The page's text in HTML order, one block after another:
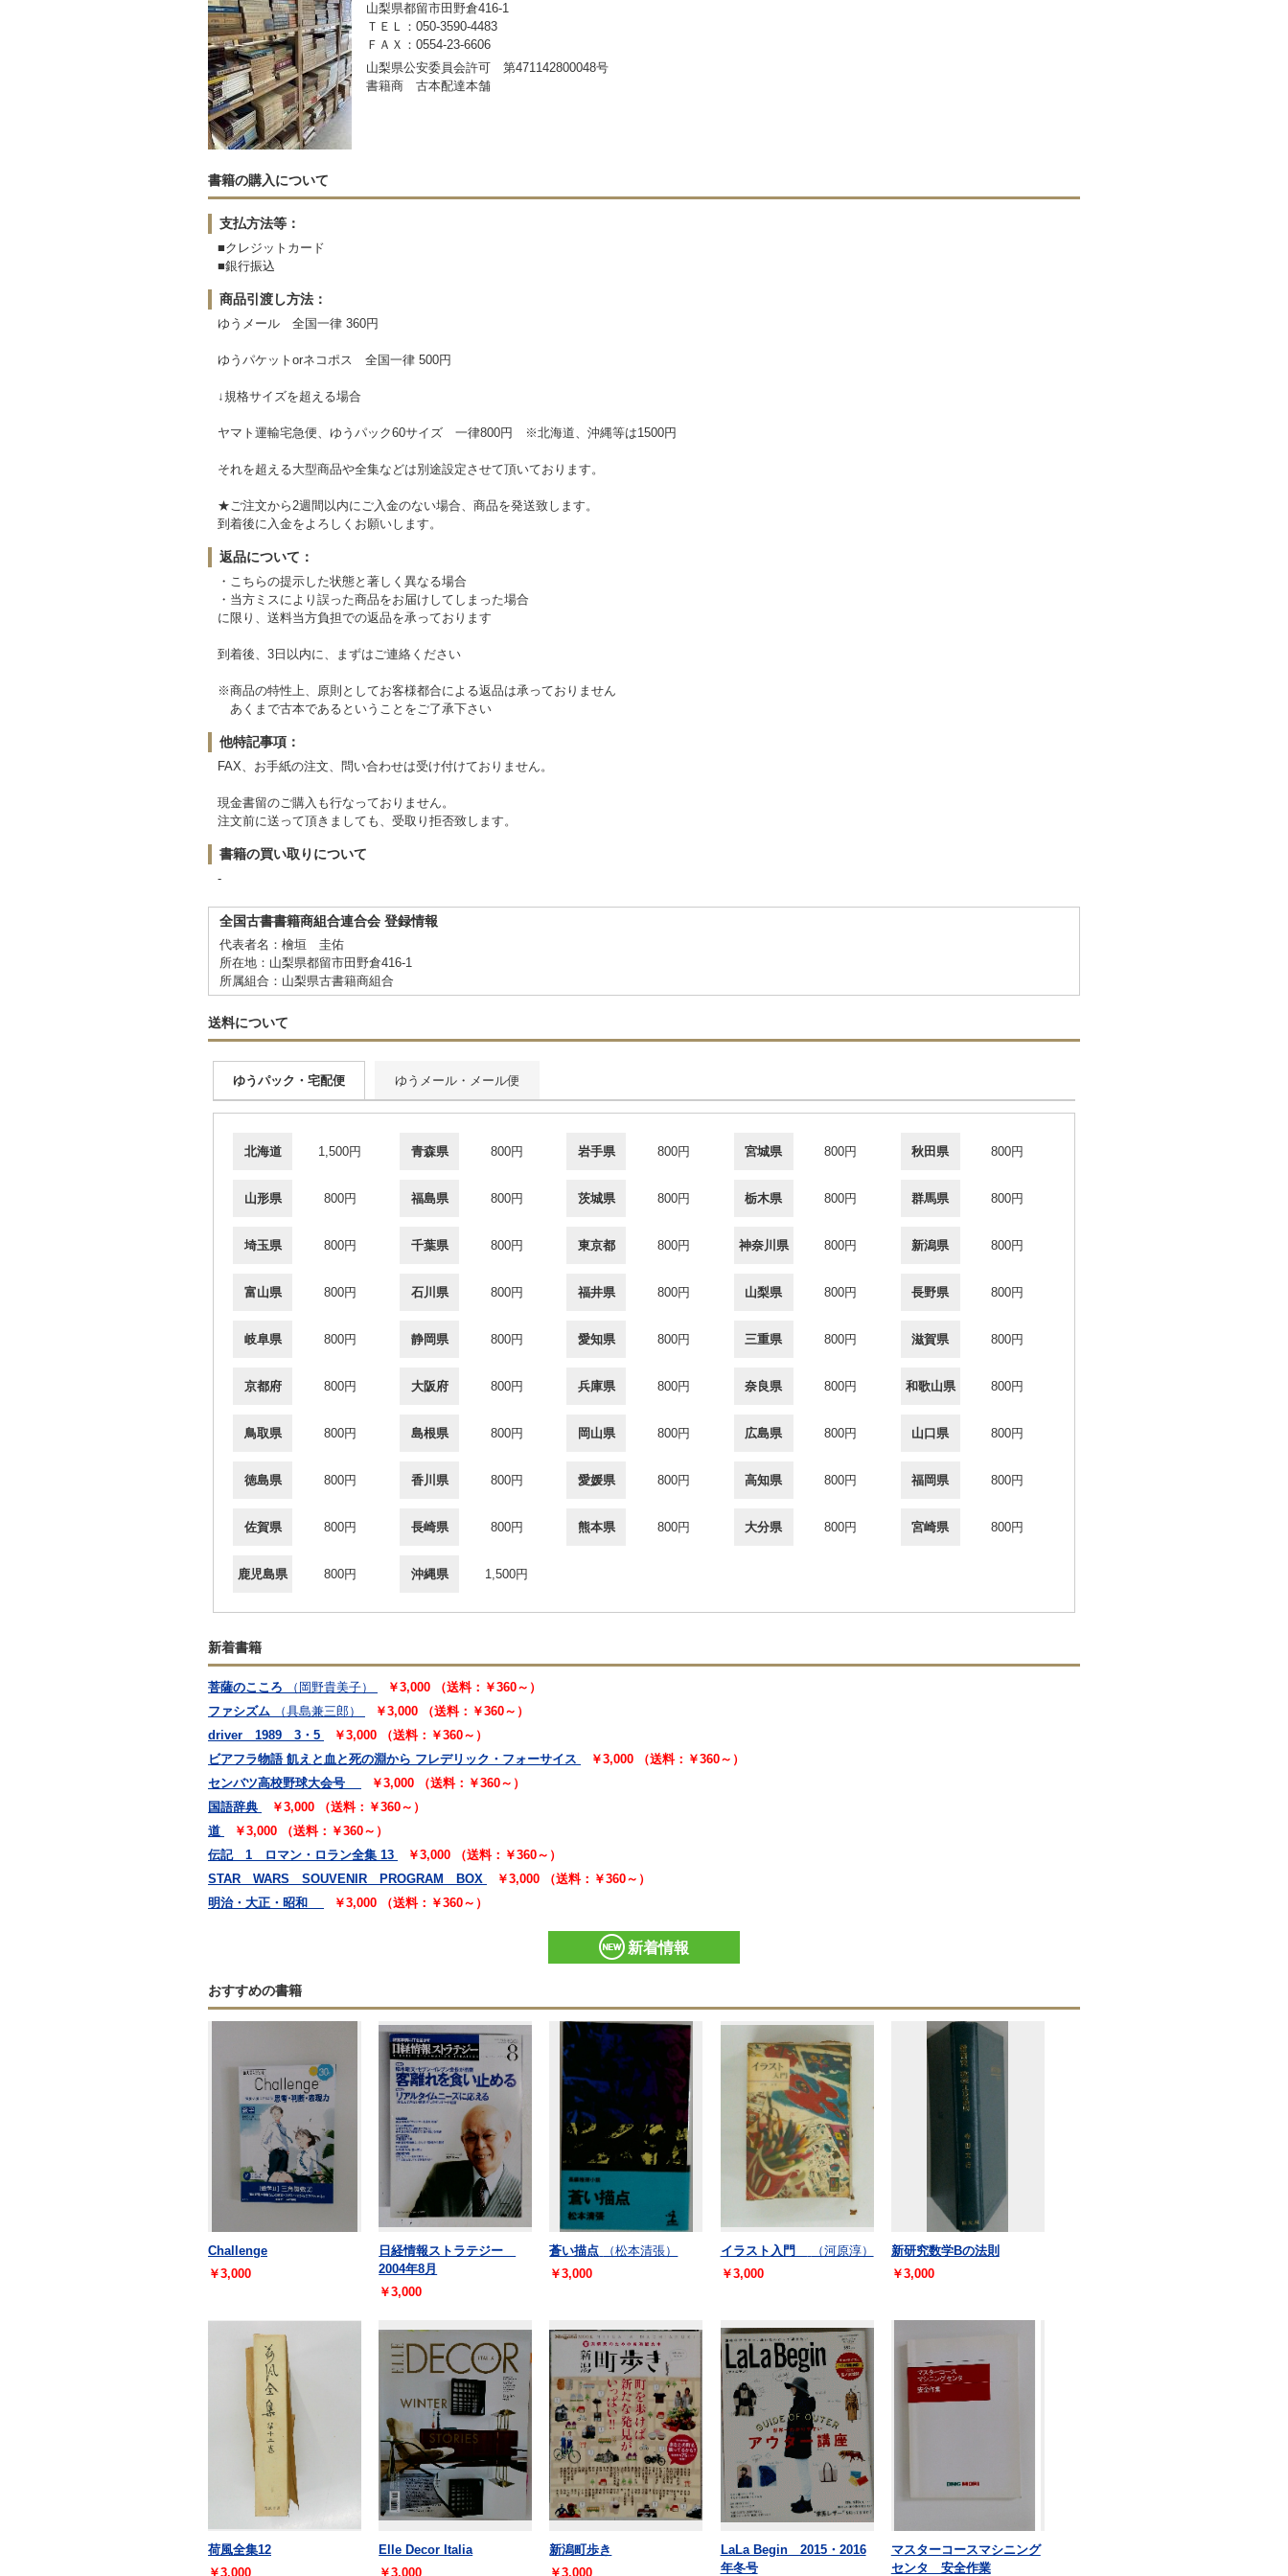
山梨県都留市田野倉416-1
ＴＥＬ：050-3590-4483
ＦＡＸ：0554-23-6606
山梨県公安委員会許可 第471142800048号
書籍商 古本配達本舗
書籍の購入について
支払方法等：
■クレジットカード
■銀行振込
商品引渡し方法：
ゆうメール 全国一律 360円
ゆうパケットorネコポス 全国一律 500円
↓規格サイズを超える場合
ヤマト運輸宅急便、ゆうパック60サイズ 一律800円 ※北海道、沖縄等は1500円
それを超える大型商品や全集などは別途設定させて頂いております。
★ご注文から2週間以内にご入金のない場合、商品を発送致します。
到着後に入金をよろしくお願いします。
返品について：
・こちらの提示した状態と著しく異なる場合
・当方ミスにより誤った商品をお届けしてしまった場合
に限り、送料当方負担での返品を承っております
到着後、3日以内に、まずはご連絡ください
※商品の特性上、原則としてお客様都合による返品は承っておりません
あくまで古本であるということをご了承下さい
他特記事項：
FAX、お手紙の注文、問い合わせは受け付けておりません。
現金書留のご購入も行なっておりません。
注文前に送って頂きましても、受取り拒否致します。
書籍の買い取りについて
-
全国古書書籍商組合連合会 登録情報
代表者名：檜垣 圭佑
所在地：山梨県都留市田野倉416-1
所属組合：山梨県古書籍商組合
送料について
ゆうパック・宅配便 ゆうメール・メール便
北海道 1,500円 青森県 800円 岩手県 800円 宮城県 800円 秋田県 800円
山形県 800円 福島県 800円 茨城県 800円 栃木県 800円 群馬県 800円
埼玉県 800円 千葉県 800円 東京都 800円 神奈川県 800円 新潟県 800円
富山県 800円 石川県 800円 福井県 800円 山梨県 800円 長野県 800円
岐阜県 800円 静岡県 800円 愛知県 800円 三重県 800円 滋賀県 800円
京都府 800円 大阪府 800円 兵庫県 800円 奈良県 800円 和歌山県 800円
鳥取県 800円 島根県 800円 岡山県 800円 広島県 800円 山口県 800円
徳島県 800円 香川県 800円 愛媛県 800円 高知県 800円 福岡県 800円
佐賀県 800円 長崎県 800円 熊本県 800円 大分県 800円 宮崎県 800円
鹿児島県 800円 沖縄県 1,500円
新着書籍
菩薩のこころ （岡野貴美子）
￥3,000 （送料：￥360～）
ファシズム
（具島兼三郎）
￥3,000 （送料：￥360～）
driver 1989 3・5
￥3,000 （送料：￥360～）
ビアフラ物語 飢えと血と死の淵から フレデリック・フォーサイス
￥3,000 （送料：￥360～）
センバツ高校野球大会号
￥3,000 （送料：￥360～）
国語辞典
￥3,000 （送料：￥360～）
道
￥3,000 （送料：￥360～）
伝記 1 ロマン・ロラン全集 13
￥3,000 （送料：￥360～）
STAR WARS SOUVENIR PROGRAM BOX
￥3,000 （送料：￥360～）
明治・大正・昭和
￥3,000 （送料：￥360～）
新着情報
おすすめの書籍
Challenge
￥3,000
日経情報ストラテジー
2004年8月
￥3,000
蒼い描点
（松本清張）
￥3,000
イラスト入門
（河原淳）
￥3,000
新研究数学Bの法則
￥3,000
荷風全集12
￥3,000
Elle Decor Italia
￥3,000
新潟町歩き
￥3,000
LaLa Begin 2015・2016
年冬号
マスターコースマシニング
センタ 安全作業